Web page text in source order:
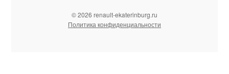
© 2026 renault-ekaterinburg.ru
Политика конфиденциальности